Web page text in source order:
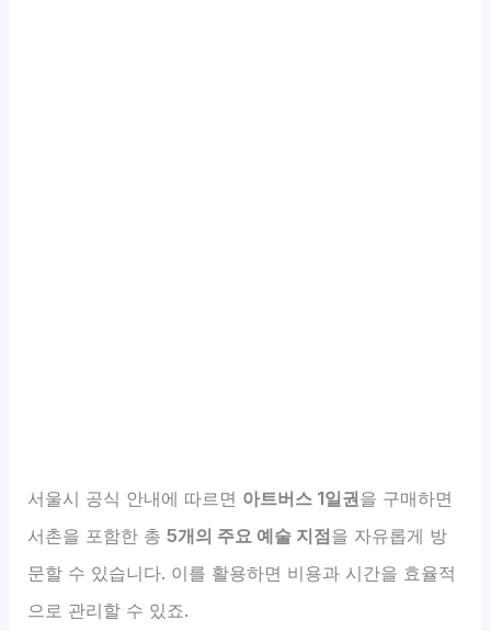
서울시 공식 안내에 따르면 아트버스 1일권을 구매하면
서촌을 포함한 총5개의 주요 예술 지점을 자유롭게 방
문할 수 있습니다. 이를 활용하면 비용과 시간을 효율적
으로 관리할 수 있죠.